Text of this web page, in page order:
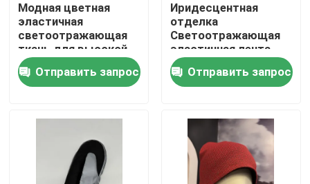
Продукция
О Компании
Наша фабрика
контроль качества
Модная цветная
эластичная
светоотражающая
ткань для высокой
видимости и
долговечности.
Отправить запрос
Иридесцентная
отделка
Светоотражающая
эластичная лента
Отправить запрос